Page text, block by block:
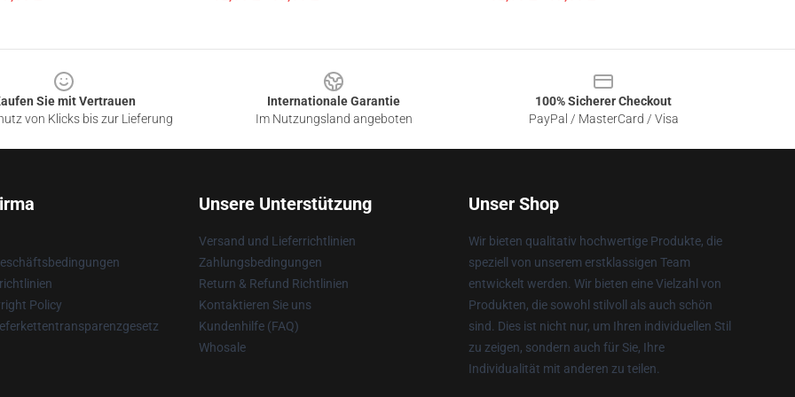
Sie mit Vertrauen
von Klicks bis zur Lieferung
Internationale Garantie
Im Nutzungsland angeboten
100% Sicherer Checkout
PayPal / MasterCard / Visa
Policy
Unsere Unterstützung
Versand und Lieferrichtlinien
Zahlungsbedingungen
Return & Refund Richtlinien
Kontaktieren Sie uns
Kundenhilfe (FAQ)
Whosale
Unser Shop
Wir bieten qualitativ hochwertige Produkte, die
speziell von unserem erstklassigen Team
entwickelt werden. Wir bieten eine Vielzahl von
Produkten, die sowohl stilvoll als auch schön
sind. Dies ist nicht nur, um Ihren individuellen Stil
zu zeigen, sondern auch für Sie, Ihre
Individualität mit anderen zu teilen.